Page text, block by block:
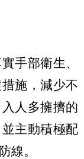
手部衛生、
施，減少不
人多擁擠的
主動積極配
線。